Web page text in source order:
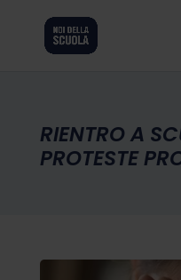
RIENTRO A
PROTESTE